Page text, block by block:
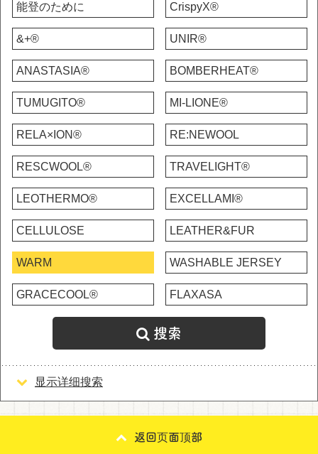
能登のために CrispyX®
&+® UNIR®
ANASTASIA® BOMBERHEAT®
TUMUGITO® MI-LIONE®
RELA×ION® RE:NEWOOL
RESCWOOL® TRAVELIGHT®
LEOTHERMO® EXCELLAMI®
CELLULOSE LEATHER&FUR
WARM WASHABLE JERSEY
GRACECOOL® FLAXASA
搜索
显示详细搜索
返回页面顶部